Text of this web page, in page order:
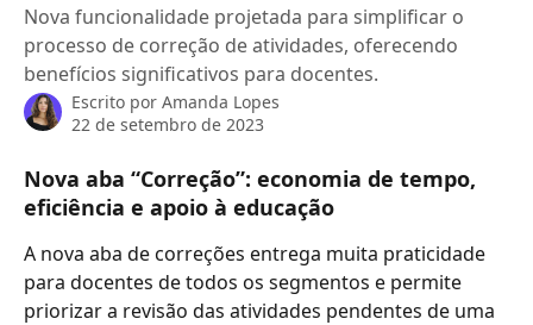
Nova funcionalidade projetada para simplificar o
processo de correção de atividades, oferecendo
benefícios significativos para docentes.
Escrito por Amanda Lopes
22 de setembro de 2023
Nova aba “Correção”: economia de tempo,
eficiência e apoio à educação
A nova aba de correções entrega muita praticidade
para docentes de todos os segmentos e permite
priorizar a revisão das atividades pendentes de uma